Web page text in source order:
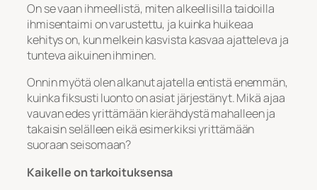
On se vaan ihmeellistä, miten alkeellisilla taidoilla
ihmisentaimi on varustettu, ja kuinka huikeaa
kehitys on, kun melkein kasvista kasvaa ajatteleva ja
tunteva aikuinen ihminen.
Onnin myötä olen alkanut ajatella entistä enemmän,
kuinka fiksusti luonto on asiat järjestänyt. Mikä ajaa
vauvan edes yrittämään kierähdystä mahalleen ja
takaisin selälleen eikä esimerkiksi yrittämään
suoraan seisomaan?
Kaikelle on tarkoituksensa